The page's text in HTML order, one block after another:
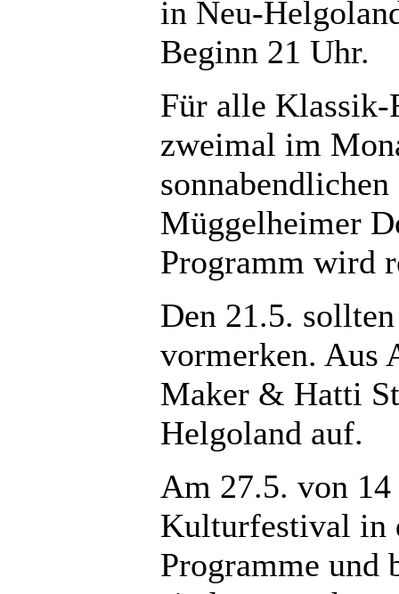
in Neu-
Beginn 21 Uhr.
Für alle Klassik-
zweimal im
Müggelheimer
Programm wird
Den 21.5.
vormerken. Aus
Maker & Hatti
Helgoland auf.
Am 27.5. von
Kulturfestival in
Programme und